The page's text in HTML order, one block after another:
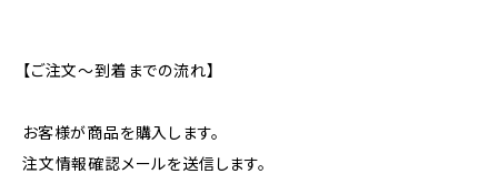
【ご注文～到着までの流れ】
お客様が商品を購入します。
注文情報確認メールを送信します。